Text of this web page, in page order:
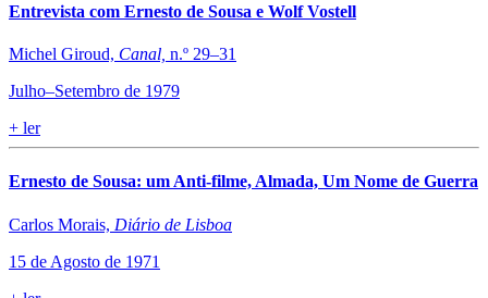
Entrevista com Ernesto de Sousa e Wolf Vostell
Michel Giroud, Canal, n.º 29–31
Julho–Setembro de 1979
+ ler
Ernesto de Sousa: um Anti-filme, Almada, Um Nome de Guerra
Carlos Morais, Diário de Lisboa
15 de Agosto de 1971